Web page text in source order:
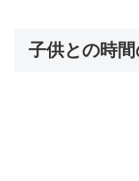
子供との時